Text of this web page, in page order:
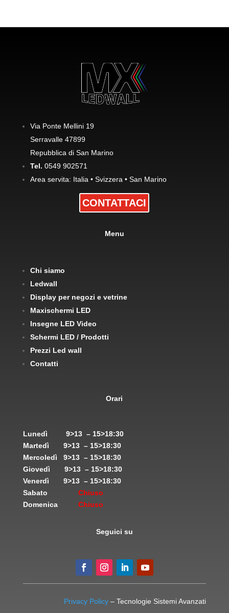
Via Ponte Mellini 19
Serravalle 47899
Repubblica di San Marino
Tel. 0549 902571
Area servita: Italia • Svizzera • San Marino
CONTATTACI
Menu
Chi siamo
Ledwall
Display per negozi e vetrine
Maxischermi LED
Insegne LED Video
Schermi LED / Prodotti
Prezzi Led wall
Contatti
Orari
Lunedì 9>13 – 15>18:30
Martedì 9>13 – 15>18:30
Mercoledì 9>13 – 15>18:30
Giovedì 9>13 – 15>18:30
Venerdì 9>13 – 15>18:30
Sabato
Chiuso
Domenica
Chiuso
Seguici su
Privacy Policy – Tecnologie Sistemi Avanzati